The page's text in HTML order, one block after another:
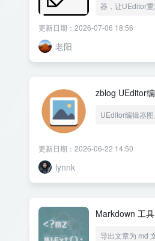
器，让UEditor重
更新日期：2026-07-06 18:56
老阳
zblog UEditor
UEditor编辑器
更新日期：2026-06-22 14:50
lynnk
Markdown 工具
导出文章为 md